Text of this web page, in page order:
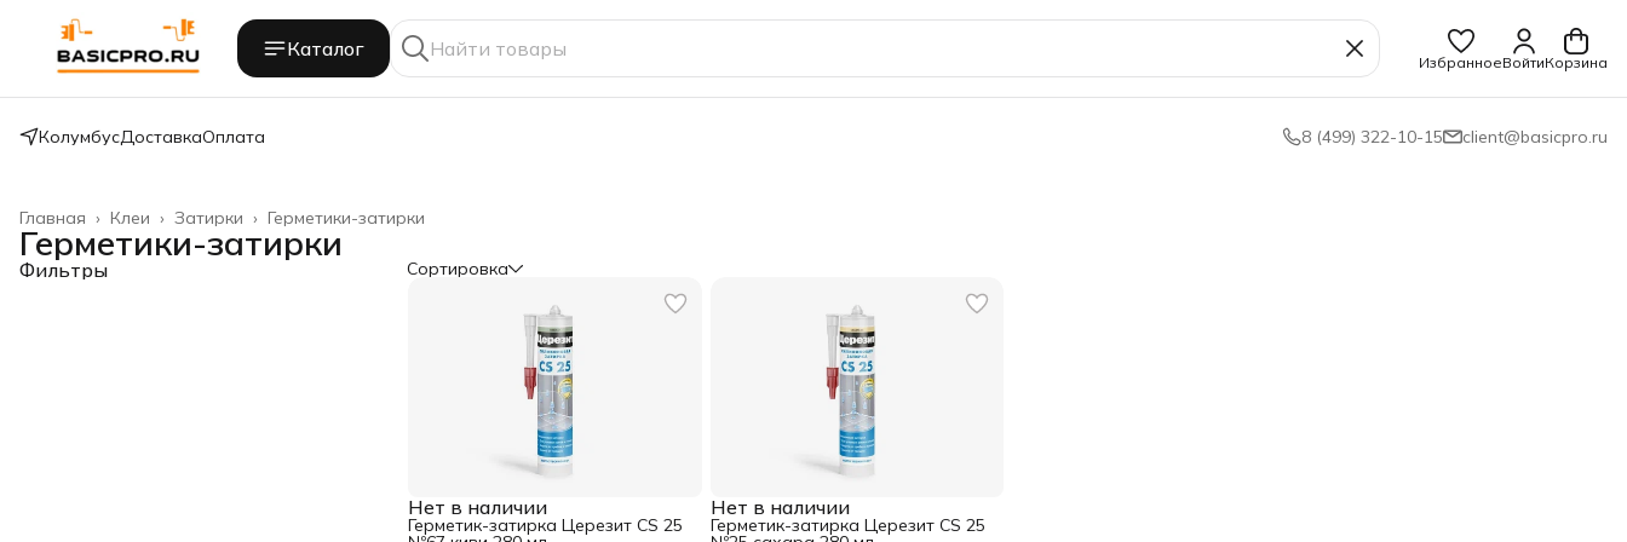
Каталог
ИзбранноеВойтиКорзина
КолумбусДоставкаОплата 8 (499) 322-10-15 client@basicpro.ru
Герметики-затирки
Затирки ›
Клеи ›
Главная ›
Герметики-затирки
Фильтры Сортировка
Нет в наличии
Герметик-затирка Церезит CS 25
Нет в наличии
Герметик-затирка Церезит CS 25